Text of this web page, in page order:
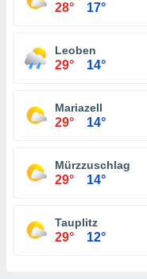
28° 17°
Leoben
29° 14°
Mariazell
29° 14°
Mürzzuschlag
29° 14°
Tauplitz
29° 12°